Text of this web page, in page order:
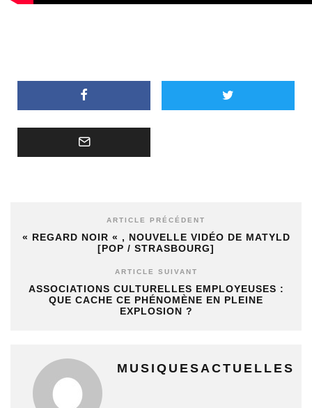
ARTICLE PRÉCÉDENT
« REGARD NOIR « , NOUVELLE VIDÉO DE MATYLD
[POP / STRASBOURG]
ARTICLE SUIVANT
ASSOCIATIONS CULTURELLES EMPLOYEUSES :
QUE CACHE CE PHÉNOMÈNE EN PLEINE
EXPLOSION ?
MUSIQUESACTUELLES